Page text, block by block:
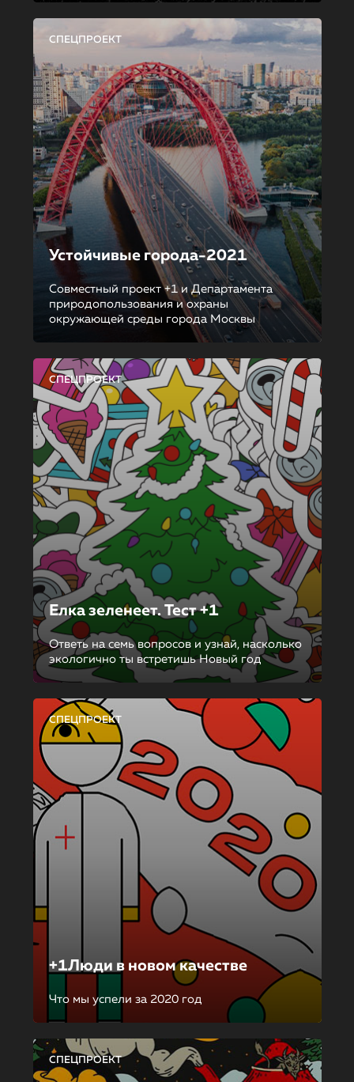
СПЕЦПРОЕКТ
Устойчивые города-2021
Совместный проект +1 и Департамента
природопользования и охраны
окружающей среды города Москвы
СПЕЦПРОЕКТ
Елка зеленеет. Тест +1
Ответь на семь вопросов и узнай, насколько
экологично ты встретишь Новый год
СПЕЦПРОЕКТ
+1Люди в новом качестве
Что мы успели за 2020 год
СПЕЦПРОЕКТ